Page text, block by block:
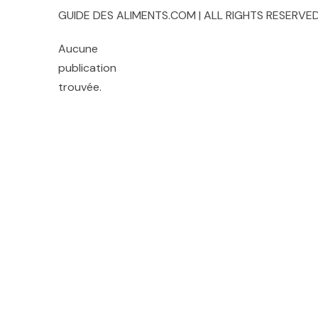
GUIDE DES ALIMENTS.COM | ALL RIGHTS
Aucune
publication
trouvée.